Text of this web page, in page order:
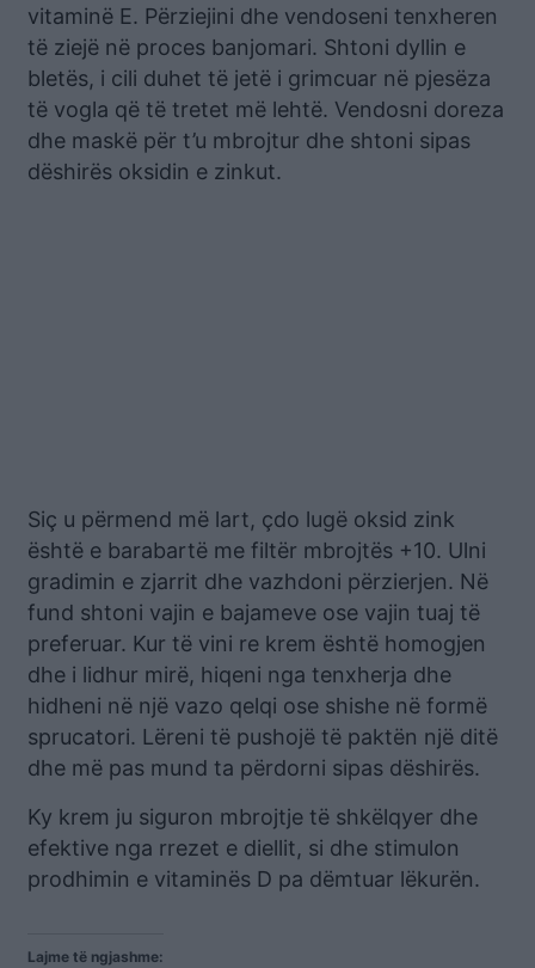
vitaminë E. Përziejini dhe vendoseni tenxheren
të ziejë në proces banjomari. Shtoni dyllin e
bletës, i cili duhet të jetë i grimcuar në pjesëza
të vogla që të tretet më lehtë. Vendosni doreza
dhe maskë për t’u mbrojtur dhe shtoni sipas
dëshirës oksidin e zinkut.
Siç u përmend më lart, çdo lugë oksid zink
është e barabartë me filtër mbrojtës +10. Ulni
gradimin e zjarrit dhe vazhdoni përzierjen. Në
fund shtoni vajin e bajameve ose vajin tuaj të
preferuar. Kur të vini re krem është homogjen
dhe i lidhur mirë, hiqeni nga tenxherja dhe
hidheni në një vazo qelqi ose shishe në formë
sprucatori. Lëreni të pushojë të paktën një ditë
dhe më pas mund ta përdorni sipas dëshirës.
Ky krem ju siguron mbrojtje të shkëlqyer dhe
efektive nga rrezet e diellit, si dhe stimulon
prodhimin e vitaminës D pa dëmtuar lëkurën.
Lajme të ngjashme: